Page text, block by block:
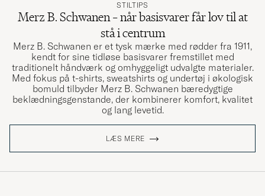
STILTIPS
Merz B. Schwanen – når basisvarer får lov til at
stå i centrum
Merz B. Schwanen er et tysk mærke med rødder fra 1911,
kendt for sine tidløse basisvarer fremstillet med
traditionelt håndværk og omhyggeligt udvalgte materialer.
Med fokus på t-shirts, sweatshirts og undertøj i økologisk
bomuld tilbyder Merz B. Schwanen bæredygtige
beklædningsgenstande, der kombinerer komfort, kvalitet
og lang levetid.
LÆS MERE